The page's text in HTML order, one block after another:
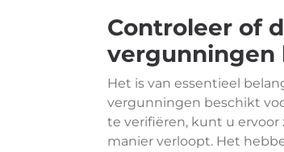
Controleer of
vergunningen
Het is van essentieel
vergunningen beschikt
te verifiëren, kunt u
manier verloopt. Het